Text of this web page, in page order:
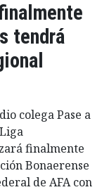
tendrá
colega Pase a
finalmente
Bonaerense
de AFA con